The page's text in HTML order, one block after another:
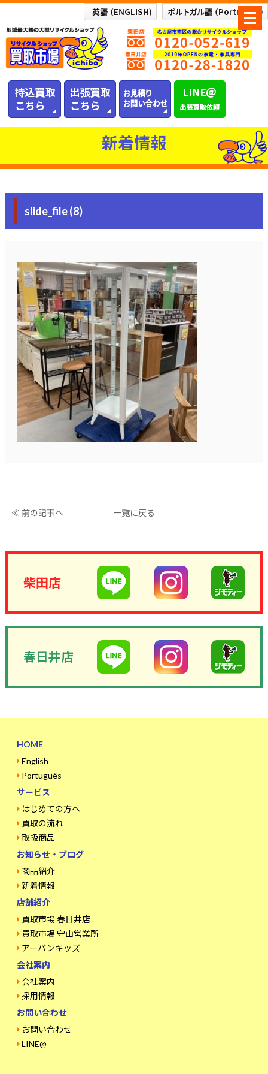
メ
ニ
ュ
ー
新着情報
slide_file (8)
≪ 前の記事へ 一覧に戻る
柴田店
春日井店
HOME
English
Português
サービス
はじめての方へ
買取の流れ
取扱商品
お知らせ・ブログ
商品紹介
新着情報
店舗紹介
買取市場 春日井店
買取市場 守山営業所
アーバンキッズ
会社案内
会社案内
採用情報
お問い合わせ
お問い合わせ
LINE@